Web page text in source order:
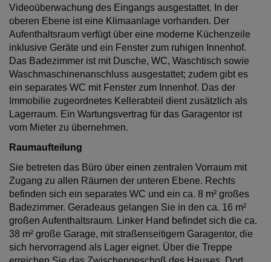
Videoüberwachung des Eingangs ausgestattet. In der
oberen Ebene ist eine Klimaanlage vorhanden. Der
Aufenthaltsraum verfügt über eine moderne Küchenzeile
inklusive Geräte und ein Fenster zum ruhigen Innenhof.
Das Badezimmer ist mit Dusche, WC, Waschtisch sowie
Waschmaschinenanschluss ausgestattet; zudem gibt es
ein separates WC mit Fenster zum Innenhof. Das der
Immobilie zugeordnetes Kellerabteil dient zusätzlich als
Lagerraum. Ein Wartungsvertrag für das Garagentor ist
vom Mieter zu übernehmen.
Raumaufteilung
Sie betreten das Büro über einen zentralen Vorraum mit
Zugang zu allen Räumen der unteren Ebene. Rechts
befinden sich ein separates WC und ein ca. 8 m² großes
Badezimmer. Geradeaus gelangen Sie in den ca. 16 m²
großen Aufenthaltsraum. Linker Hand befindet sich die ca.
38 m² große Garage, mit straßenseitigem Garagentor, die
sich hervorragend als Lager eignet. Über die Treppe